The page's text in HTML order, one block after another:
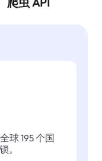
球 195 个国
。